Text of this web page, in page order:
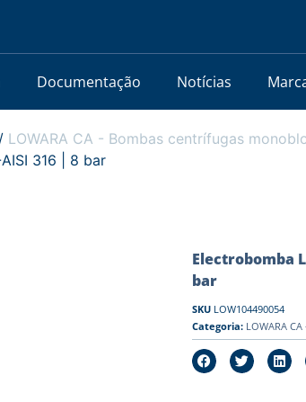
Documentação Notícias
/ LOWARA CA - Bombas centrífugas
316 | 8 bar
Electrobomba
bar
SKU LOW104490054
Categoria: LOWARA